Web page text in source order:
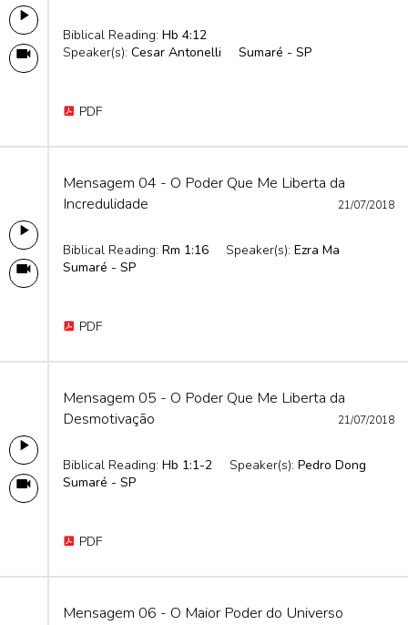
Biblical Reading: Hb 4:12
Speaker(s): Cesar Antonelli Sumaré - SP
PDF
Mensagem 04 - O Poder Que Me Liberta da
Incredulidade
21/07/2018
Biblical Reading: Rm 1:16 Speaker(s): Ezra Ma
Sumaré - SP
PDF
Mensagem 05 - O Poder Que Me Liberta da
Desmotivação
21/07/2018
Biblical Reading: Hb 1:1-2 Speaker(s): Pedro Dong
Sumaré - SP
PDF
Mensagem 06 - O Maior Poder do Universo